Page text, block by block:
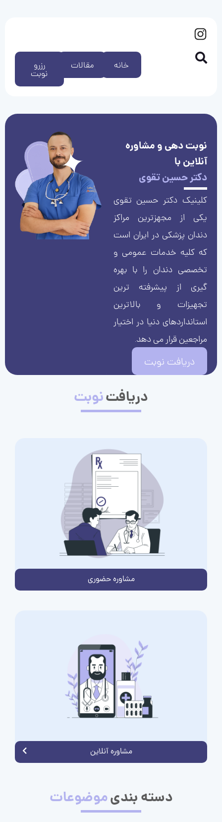
رزرو
نوبت
مقالات خانه
نوبت دهی و مشاوره
آنلاین با
دکتر حسین تقوی
کلینیک دکتر حسین تقوی
یکی از مجهزترین مراکز
دندان پزشکی در ایران است
که کلیه خدمات عمومی و
تخصصی دندان را با بهره
گیری از پیشرفته ترین
تجهیزات و بالاترین
استانداردهای دنیا در اختیار
مراجعین قرار می دهد.
دریافت نوبت
دریافتنوبت
مشاوره حضوری
مشاوره آنلاین
دسته بندیموضوعات